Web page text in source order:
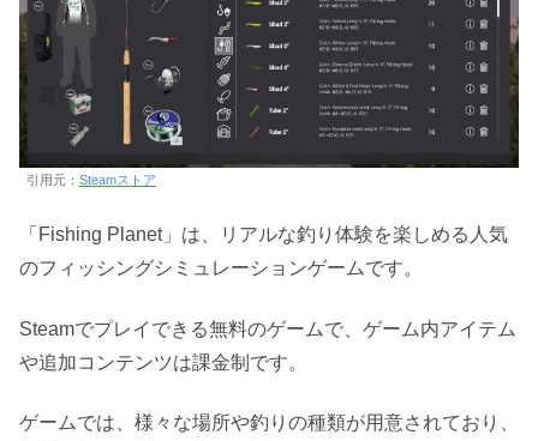
引用元： Steamストア
「Fishing Planet」は、リアルな釣り体験を楽しめる人気
のフィッシングシミュレーションゲームです。
Steamでプレイできる無料のゲームで、ゲーム内アイテム
や追加コンテンツは課金制です。
ゲームでは、様々な場所や釣りの種類が用意されており、